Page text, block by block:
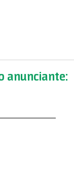
anunciante: